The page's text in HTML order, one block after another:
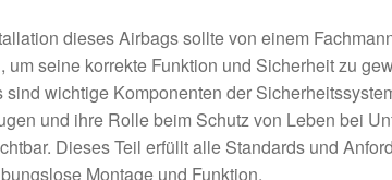
dieses Airbags sollte von einem
um seine korrekte Funktion und Sicherheit zu
sind wichtige Komponenten der
und ihre Rolle beim Schutz von Leben bei
Dieses Teil erfüllt alle Standards und
Montage und Funktion.